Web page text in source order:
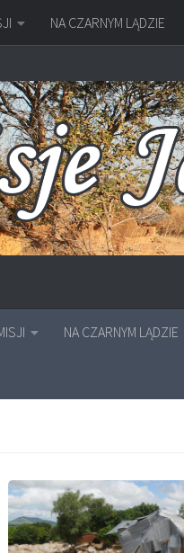
NA CZARNYM LĄDZIE
NA CZARNYM LĄDZIE